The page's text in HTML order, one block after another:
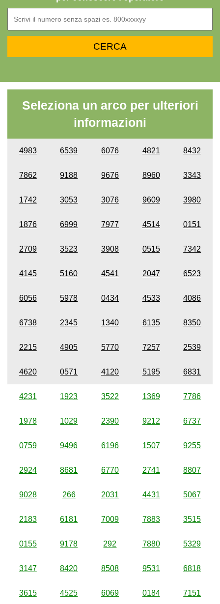
Seleziona un arco per ulteriori
informazioni
4983 6539 6076 4821 8432
7862 9188 9676 8960 3343
1742 3053 3076 9609 3980
1876 6999 7977 4514 0151
2709 3523 3908 0515 7342
4145 5160 4541 2047 6523
6056 5978 0434 4533 4086
6738 2345 1340 6135 8350
2215 4905 5770 7257 2539
4620 0571 4120 5195 6831
4231 1923 3522 1369 7786
1978 1029 2390 9212 6737
0759 9496 6196 1507 9255
2924 8681 6770 2741 8807
9028 266 2031 4431 5067
2183 6181 7009 7883 3515
0155 9178 292 7880 5329
3147 8420 8508 9531 6818
3615 4525 6069 0184 7151